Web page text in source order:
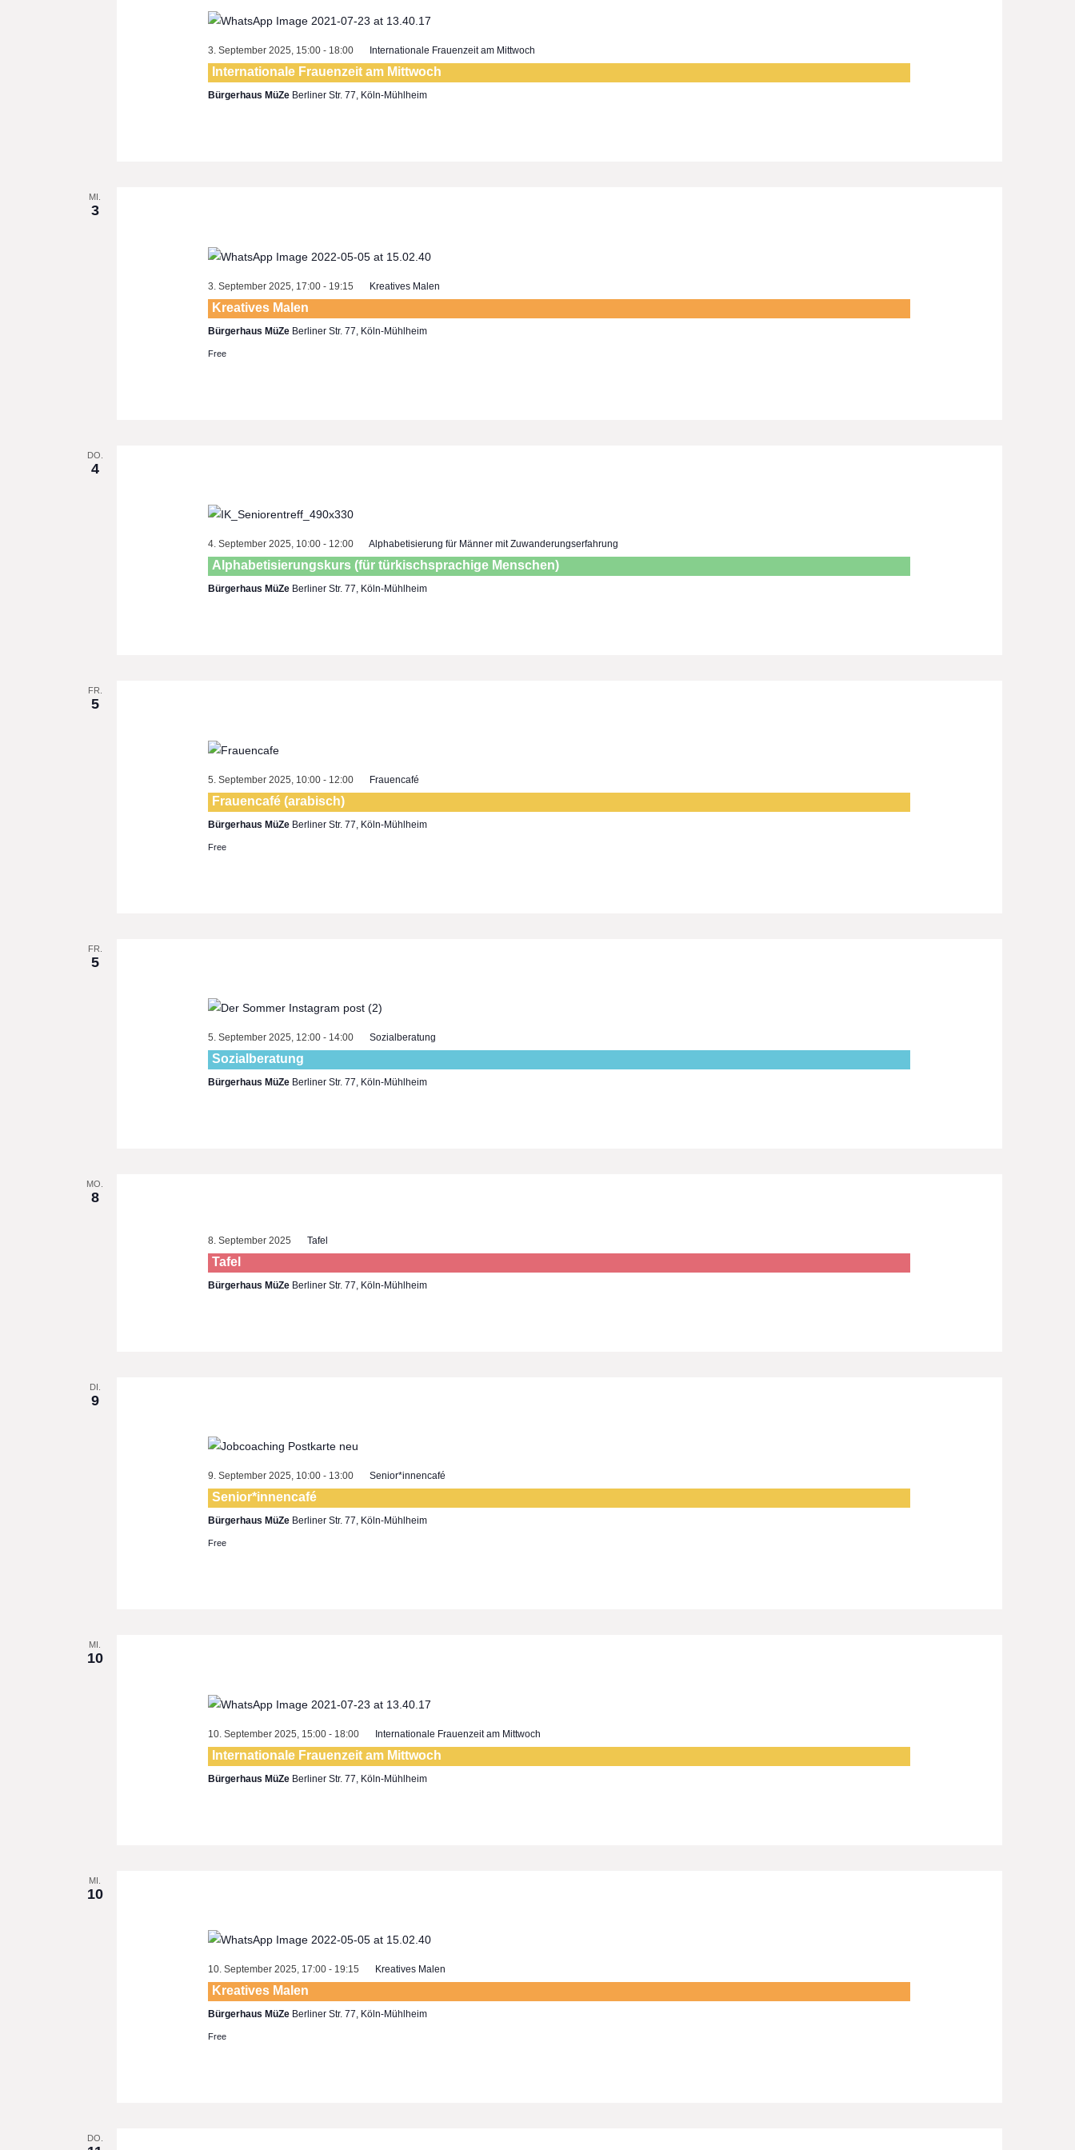
3. September 2025, 15:00- 18:00 Internationale Frauenzeit am Mittwoch
Internationale Frauenzeit am Mittwoch
Bürgerhaus MüZe Berliner Str. 77, Köln-Mühlheim
MI.
3
3. September 2025, 17:00- 19:15 Kreatives Malen
Kreatives Malen
Bürgerhaus MüZe Berliner Str. 77, Köln-Mühlheim
Free
DO.
4
4. September 2025, 10:00- 12:00 Alphabetisierung für Männer mit Zuwanderungserfahrung
Alphabetisierungskurs (für türkischsprachige Menschen)
Bürgerhaus MüZe Berliner Str. 77, Köln-Mühlheim
FR.
5
5. September 2025, 10:00- 12:00 Frauencafé
Frauencafé (arabisch)
Bürgerhaus MüZe Berliner Str. 77, Köln-Mühlheim
Free
FR.
5
5. September 2025, 12:00- 14:00 Sozialberatung
Sozialberatung
Bürgerhaus MüZe Berliner Str. 77, Köln-Mühlheim
MO.
8
8. September 2025 Tafel
Tafel
Bürgerhaus MüZe Berliner Str. 77, Köln-Mühlheim
DI.
9
9. September 2025, 10:00- 13:00 Senior*innencafé
Senior*innencafé
Bürgerhaus MüZe Berliner Str. 77, Köln-Mühlheim
Free
MI.
10
10. September 2025, 15:00- 18:00 Internationale Frauenzeit am Mittwoch
Internationale Frauenzeit am Mittwoch
Bürgerhaus MüZe Berliner Str. 77, Köln-Mühlheim
MI.
10
10. September 2025, 17:00- 19:15 Kreatives Malen
Kreatives Malen
Bürgerhaus MüZe Berliner Str. 77, Köln-Mühlheim
Free
DO.